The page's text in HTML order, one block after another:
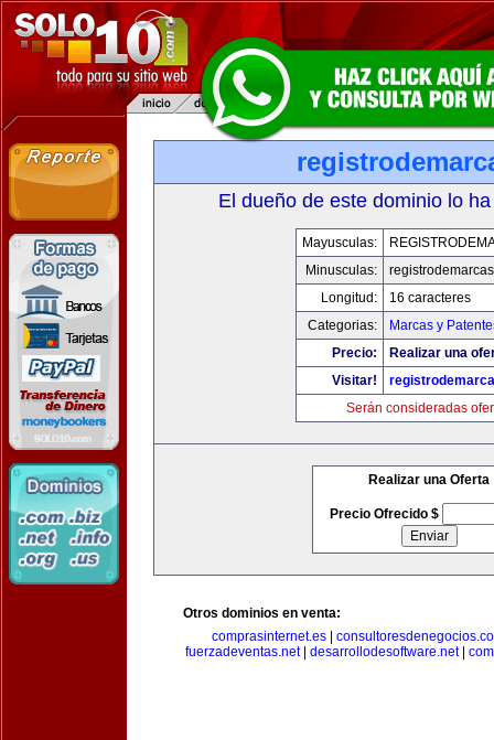
El dueño de este dominio lo
Mayusculas:
Minusculas:
Longitud:
16 caracteres
Categorias:
Marcas y
Precio:
Realizar una
Visitar!
Serán consideradas
Realizar una Oferta
Precio Ofrecido $
Otros dominios en venta:
comprasinternet.es|
fuerzadeventas.net| desarrollodesoftware.net|